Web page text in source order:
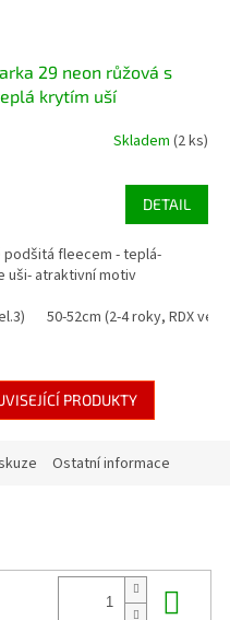
29 neon růžová s
krytím uší
Skladem (2 ks)
DETAIL
fleecem - teplá-
uši- atraktivní motiv
50-52cm (2-4 roky, RDX vel.
PRODUKTY
Ostatní informace